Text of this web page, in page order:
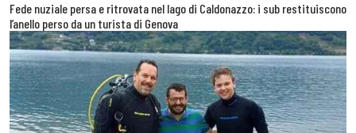
Fede nuziale persa e ritrovata nel lago di Caldonazzo: i sub restituiscono
l’anello perso da un turista di Genova